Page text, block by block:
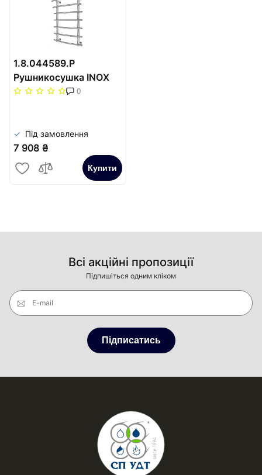
1.8.044589.P
Рушникосушка INOX
Маріо 770х530/400
0
Під замовлення
7 908 ₴
Купити
Всі акційні пропозиції
Підпишіться одним кліком
E-mail
Підписатись